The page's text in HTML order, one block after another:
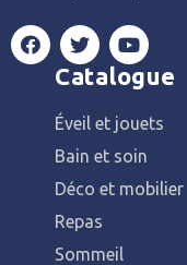
Catalogue
Éveil et jouets
Bain et soin
Déco et mobilier
Repas
Sommeil